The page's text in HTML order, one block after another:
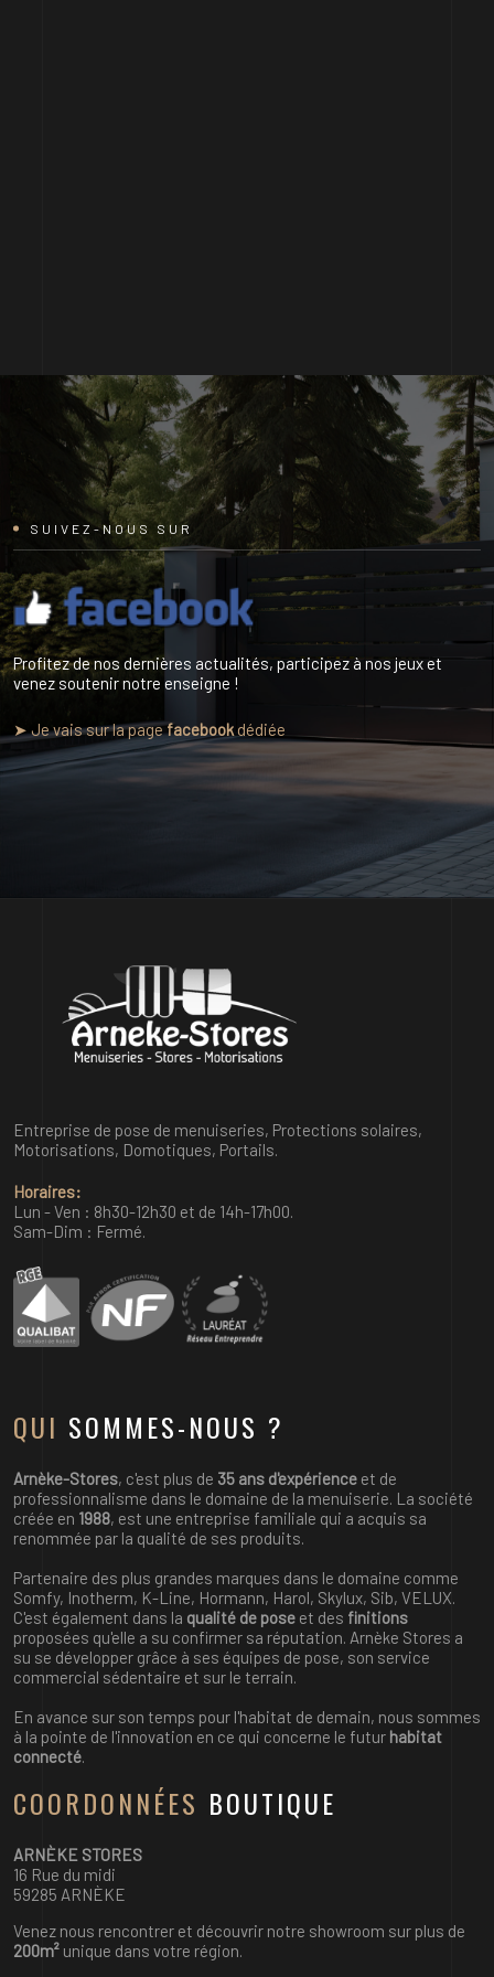
SUIVEZ-NOUS SUR
Profitez de nos dernières actualités, participez à nos jeux et
venez soutenir notre enseigne !
➤ Je vais sur la pagefacebookdédiée
Entreprise de pose de menuiseries, Protections solaires,
Motorisations, Domotiques, Portails.
Horaires:
Lun - Ven : 8h30-12h30 et de 14h-17h00.
Sam-Dim : Fermé.
QUI SOMMES-NOUS ?
Arnèke-Stores, c'est plus de 35 ans d'expérience et de
professionnalisme dans le domaine de la menuiserie . La société
créée en 1988, est une entreprise familiale qui a acquis sa
renommée par la qualité de ses produits.
Partenaire des plus grandes marques dans le domaine comme
Somfy, Inotherm, K-Line, Hormann, Harol, Skylux, Sib, VELUX.
C'est également dans la qualité de pose et des finitions
proposées qu'elle a su confirmer sa réputation. Arnèke Stores a
su se développer grâce à ses équipes de pose, son service
commercial sédentaire et sur le terrain.
En avance sur son temps pour l'habitat de demain, nous sommes
à la pointe de l'innovation en ce qui concerne le futur habitat
connecté
COORDONNÉES BOUTIQUE
ARNÈKE STORES
16 Rue du midi
59285 ARNÈKE
Venez nous rencontrer et découvrir notre showroom sur plus de
200m² unique dans votre région.